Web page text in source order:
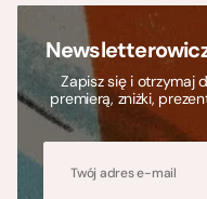
Zapisz się i otrzymaj
premierą, zniżki,